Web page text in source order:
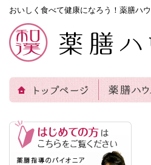
おいしく食べて健康になろう！薬膳ハ